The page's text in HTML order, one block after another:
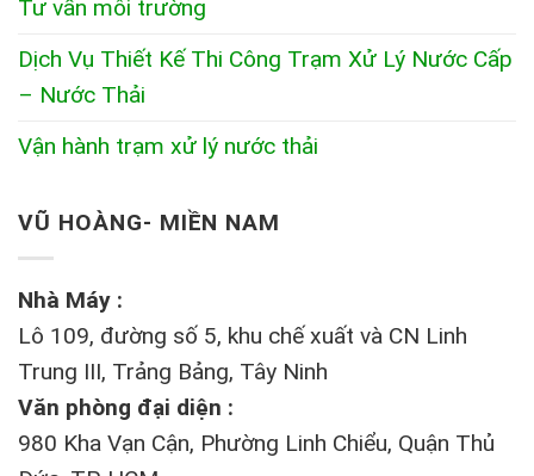
Tư vấn môi trường
Dịch Vụ Thiết Kế Thi Công Trạm Xử Lý Nước Cấp
– Nước Thải
Vận hành trạm xử lý nước thải
VŨ HOÀNG- MIỀN NAM
Nhà Máy :
Lô 109, đường số 5, khu chế xuất và CN Linh
Trung III, Trảng Bảng, Tây Ninh
Văn phòng đại diện :
980 Kha Vạn Cận, Phường Linh Chiểu, Quận Thủ